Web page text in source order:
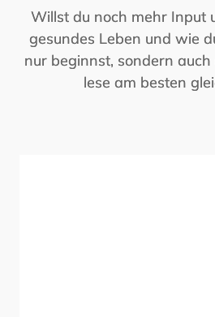
Willst du noch mehr Input
gesundes Leben und wie
nur beginnst, sondern
lese am besten